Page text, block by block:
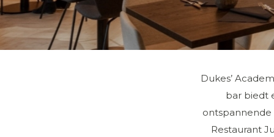
Dukes’
bar biedt
ontspannende
Restaurant